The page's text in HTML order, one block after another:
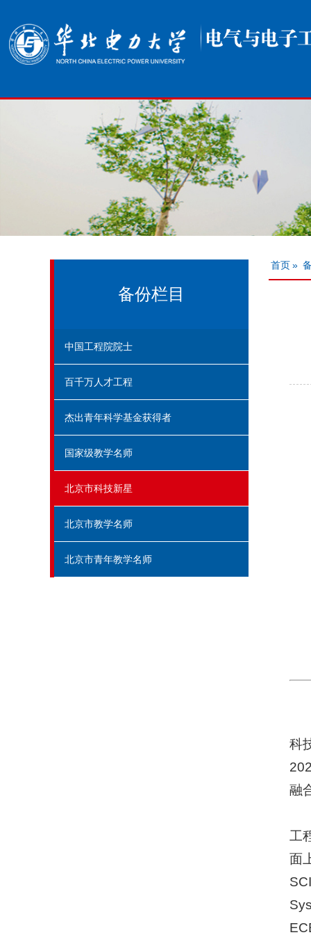
备份栏目
中国工程院院士
百千万人才工程
杰出青年科学基金获得者
国家级教学名师
北京市科技新星
北京市教学名师
北京市青年教学名师
首页»
科
融
工
面